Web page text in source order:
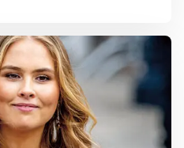
tussen liefde en troon